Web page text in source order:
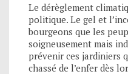
Le dérèglement
politique. Le gel et
bourgeons que les
soigneusement mais
prévenir ces jardiniers
chassé de l’enfer dès